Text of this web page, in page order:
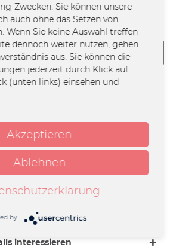
4 Werktage
In den Warenkorb
Merchcowboy GmbH & Co. KG
Friedrich-Ebert-Straße 7 | 48153
Münster |
evtl....mehr
interessieren
Zwecken. Sie können unsere
auch ohne das Setzen von
Wenn Sie keine Auswahl treffen
dennoch weiter nutzen, gehen
aus. Sie können die
jederzeit durch Klick auf
(unten links) einsehen und
Akzeptieren
Ablehnen
by